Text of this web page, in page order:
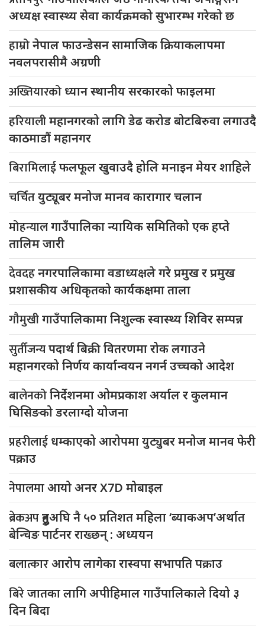
अध्यक्ष स्वास्थ्य सेवा कार्यक्रमको सुभारम्भ गरेको छ
हाम्रोनेपाल फाउन्डेसन सामाजिक क्रियाकलापमा
नवलपरासीमै अग्रणी
अख्तियारको ध्यान स्थानीय सरकारको फाइलमा
हरियालीमहानगरको लागि डेढ करोड बोटबिरुवा लगाउदै
काठमाडौं महानगर
बिरामिलाईफलफूल खुवाउदै होलि मनाइन मेयर शाहिले
चर्चितयुट्यूबर मनोज मानव कारागार चलान
मोहन्यालगाउँपालिका न्यायिक समितिको एक हप्ते
तालिम जारी
देवदहनगरपालिकामा वडाध्यक्षले गरे प्रमुख र प्रमुख
प्रशासकीय अधिकृतको कार्यकक्षमा ताला
गौमुखीगाउँपालिकामा निशुल्क स्वास्थ्य शिविर सम्पन्न
सुर्तीजन्यपदार्थ बिक्री वितरणमा रोक लगाउने
महानगरको निर्णय कार्यान्वयन नगर्न उच्चको आदेश
बालेनकोनिर्देशनमा ओमप्रकाश अर्याल र कुलमान
घिसिङको डरलाग्दो योजना
प्रहरीलाई धम्काएको आरोपमा युट्युबर मनोज मानव फेरी
पक्राउ
नेपालमाआयो अनर X7D मोबाइल
ब्रेकअपहुनुअघि नै ५० प्रतिशत महिला ‘ब्याकअप’अर्थात
बेन्चिङ पार्टनर राख्छन् : अध्ययन
बलात्कारआरोप लागेका रास्वपा सभापति पक्राउ
बिरेजातका लागि अपीहिमाल गाउँपालिकाले दियो ३
दिन बिदा